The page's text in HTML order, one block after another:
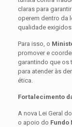
claras para
operem dentro da
qualidade exigidos.
Para isso, o
promover e
garantindo que os
para atender às
ética.
Fortalecimento
A nova Lei Geral
o apoio do Fundo